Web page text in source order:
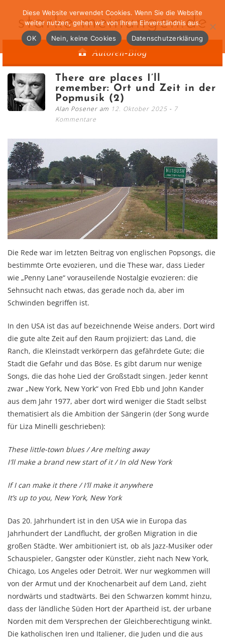
starke-meinungen.de
Autoren-Blog
There are places I’ll
remember: Ort und Zeit in der
Popmusik (2)
Alan Posener am 12. Oktober 2025
7
Kommentare
Die Rede war im letzten Beitrag von englischen Popsongs, die
bestimmte Orte evozieren, und die These war, dass Lieder
wie „Penny Lane“ vorauseilende Nostalgie evozieren: die
Sehnsucht nach etwas, das gerade noch da, aber im
Schwinden begriffen ist.
In den USA ist das auf bezeichnende Weise anders. Dort wird
die gute alte Zeit auf den Raum projiziert: das Land, die
Ranch, die Kleinstadt verkörpern das gefährdete Gute; die
Stadt die Gefahr und das Böse. Es gibt darum nur wenige
Songs, die das hohe Lied der Großstadt singen. Jeder kennt
zwar „New York, New York“ von Fred Ebb und John Kander
aus dem Jahr 1977, aber dort wird weniger die Stadt selbst
thematisiert als die Ambition der Sängerin (der Song wurde
für Liza Minelli geschrieben):
These little-town blues / Are melting away
I′ll make a brand new start of it / In old New York
If I can make it there / I′ll make it anywhere
It’s up to you, New York, New York
Das 20. Jahrhundert ist in den USA wie in Europa das
Jahrhundert der Landflucht, der großen Migration in die
großen Städte. Wer ambitioniert ist, ob als Jazz-Musiker oder
Schauspieler, Gangster oder Künstler, zieht nach New York,
Chicago, Los Angeles oder Detroit. Wer nur wegkommen will
von der Armut und der Knochenarbeit auf dem Land, zieht
nordwärts und stadtwärts. Bei den Schwarzen kommt hinzu,
dass der ländliche Süden Hort der Apartheid ist, der urbane
Norden mit dem Versprechen der Gleichberechtigung winkt.
Die katholischen Iren und Italiener, die Juden und die aus
Diese Website verwendet Cookies. Wenn Sie die Website
weiter nutzen, gehen wir von Ihrem Einverständnis aus.
OK
Nein, keine Cookies Datenschutzerklärung